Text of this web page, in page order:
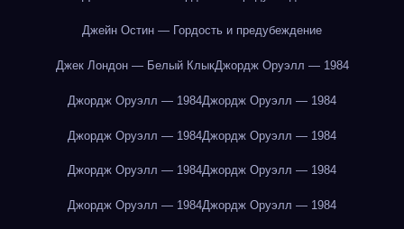
Джейн Остин — Гордость и предубеждение
Джек Лондон — Белый КлыкДжордж Оруэлл — 1984
Джордж Оруэлл — 1984Джордж Оруэлл — 1984
Джордж Оруэлл — 1984Джордж Оруэлл — 1984
Джордж Оруэлл — 1984Джордж Оруэлл — 1984
Джордж Оруэлл — 1984Джордж Оруэлл — 1984